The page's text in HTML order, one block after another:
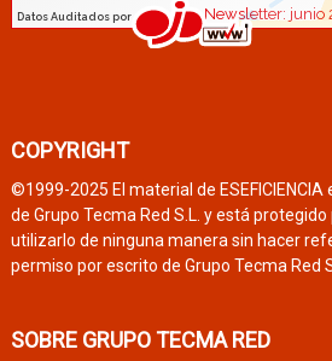
COPYRIGHT
©1999-2025 El material de
de Grupo Tecma Red S.L. y está
utilizarlo de ninguna manera sin hacer
permiso por escrito de Grupo Tecma Red
SOBRE GRUPO TECMA RED